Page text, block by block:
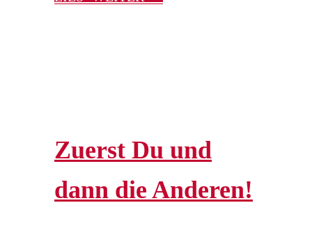
Zuerst Du und
dann die Anderen!